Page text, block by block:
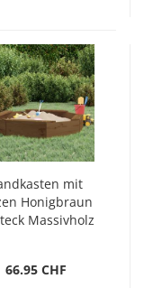
mit
Honigbraun
Massivholz
66.95 CHF